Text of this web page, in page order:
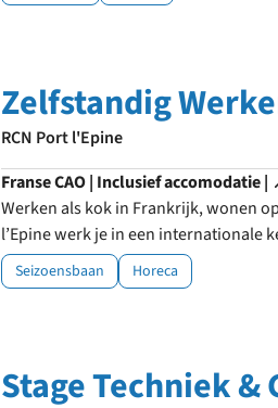
Zelfstandig
RCN Port l'Epine
Franse CAO | Inclusief accomodatie
Werken als kok in Frankrijk, wonen
l’Epine werk je in een internationale
Seizoensbaan Horeca
Stage Techniek &